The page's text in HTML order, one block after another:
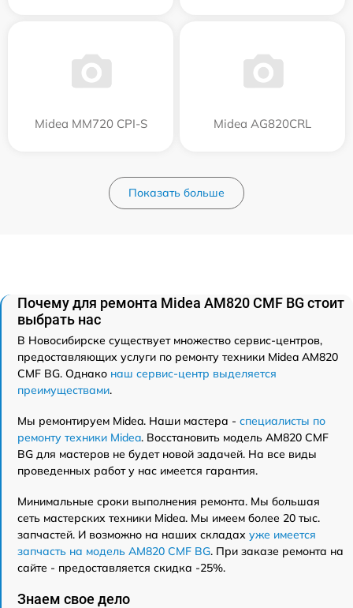
Midea MM720 CPI-S Midea AG820CRL
Показать больше
Почему для ремонта Midea AM820 CMF BG стоит
выбрать нас
В Новосибирске существует множество сервис-центров,
предоставляющих услуги по ремонту техники Midea AM820
CMF BG. Однако наш сервис-центр выделяется
преимуществами.
Мы ремонтируем Midea. Наши мастера - специалисты по
ремонту техники Midea. Восстановить модель AM820 CMF
BG для мастеров не будет новой задачей. На все виды
проведенных работ у нас имеется гарантия.
Минимальные сроки выполнения ремонта. Мы большая
сеть мастерских техники Midea. Мы имеем более 20 тыс.
запчастей. И возможно на наших складах уже имеется
запчасть на модель AM820 CMF BG. При заказе ремонта на
сайте - предоставляется скидка -25%.
Знаем свое дело